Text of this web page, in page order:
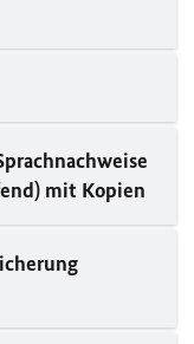
mit Kopien